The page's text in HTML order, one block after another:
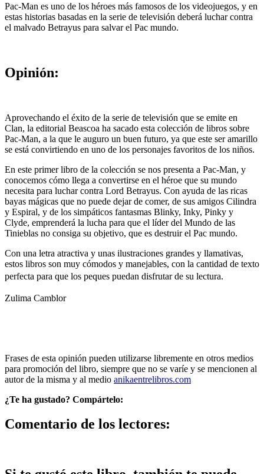
Pac-Man es uno de los héroes más famosos de los videojuegos, y en
estas historias basadas en la serie de televisión deberá luchar contra
el malvado Betrayus para salvar el Pac mundo.
Opinión:
Aprovechando el éxito de la serie de televisión que se emite en
Clan, la editorial Beascoa ha sacado esta colección de libros sobre
Pac-Man, a la que le auguro un buen futuro, ya que este ser amarillo
se está convirtiendo en uno de los personajes favoritos de los niños.
En este primer libro de la colección se nos presenta a Pac-Man, y
conocemos cómo llega a convertirse en el héroe que su mundo
necesita para luchar contra Lord Betrayus. Con ayuda de las ricas
bayas mágicas que no puede dejar de comer, de sus amigos Cilindra
y Espiral, y de los simpáticos fantasmas Blinky, Inky, Pinky y
Clyde, emprenderá la lucha para que el líder del Mundo de las
Tinieblas no consiga su objetivo, que es destruir el Pac mundo.
Con una letra atractiva y unas ilustraciones grandes y llamativas,
estos libros son muy cómodos y manejables, con la cantidad de texto
perfecta para que los peques puedan disfrutar de su lectura.
Zulima Camblor
Frases de esta opinión pueden utilizarse libremente en otros medios
para promoción del libro, siempre que no se varíe y se mencionen al
autor de la misma y al medio anikaentrelibros.com
¿Te ha gustado? Compártelo:
Comentario de los lectores: